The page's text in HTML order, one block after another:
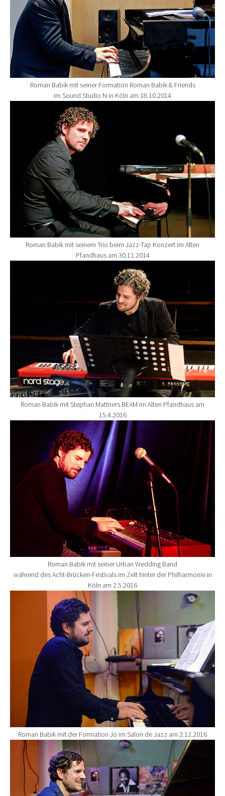
Roman Babik mit seiner Formation Roman Babik & Friends
im Sound Studio N in Köln am 18.10.2014
Show larger version for:
Roman Babik mit seinem Trio beim Jazz-Tap Konzert im Alten
Pfandhaus am 30.11.2014
Roman Babik mit Stephan Mattners BEAM im Alten Pfandhaus am
15.4.2016
Show larger version for:
Roman Babik mit seiner Urban Wedding Band
während des Acht-Brücken-Festivals im Zelt hinter der Philharmonie in
Köln am 2.5.2016
Show larger version for:
Roman Babik mit der Formation Jo im Salon de Jazz am 2.12.2016
Show larger version for: